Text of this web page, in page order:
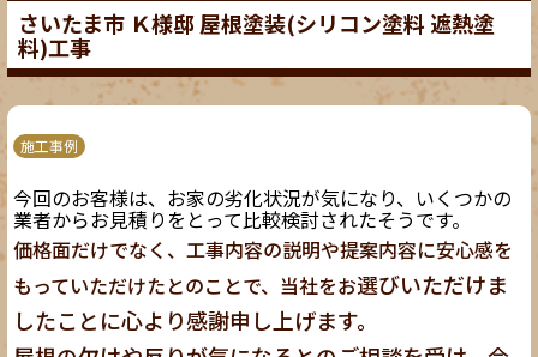
さいたま市 Ｋ様邸 屋根塗装(シリコン塗料 遮熱塗
料)工事
施工事例
今回のお客様は、お家の劣化状況が気になり、いくつかの
業者からお見積りをとって比較検討されたそうです。
価格面だけでなく、工事内容の説明や提案内容に安心感を
もっていただけたとのことで、当社をお選びいただけま
したことに心より感謝申し上げます。